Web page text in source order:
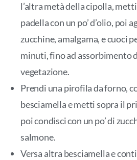
l’altra metà della cipolla,
padella con un po’ d’olio, poi
zucchine, amalgama, e cuoci
minuti, fino ad assorbimento
vegetazione.
Prendi una pirofila da forno,
besciamella e metti sopra il
poi condisci con un po’ di
salmone.
Versa altra besciamella e